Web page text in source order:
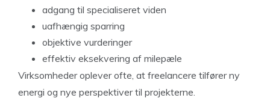
adgang til specialiseret viden
uafhængig sparring
objektive vurderinger
effektiv eksekvering af milepæle
Virksomheder oplever ofte, at freelancere tilfører ny
energi og nye perspektiver til projekterne.